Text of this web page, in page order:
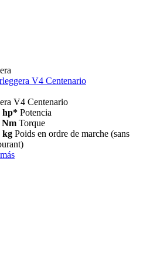
V4 Centenario
V4 Centenario
hp* Potencia
Nm Torque
kg Poids en ordre de marche (sans